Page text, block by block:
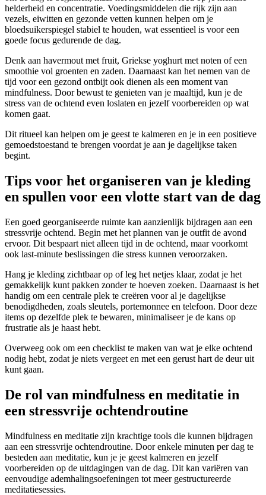
helderheid en concentratie. Voedingsmiddelen die rijk zijn aan
vezels, eiwitten en gezonde vetten kunnen helpen om je
bloedsuikerspiegel stabiel te houden, wat essentieel is voor een
goede focus gedurende de dag.
Denk aan havermout met fruit, Griekse yoghurt met noten of een
smoothie vol groenten en zaden. Daarnaast kan het nemen van de
tijd voor een gezond ontbijt ook dienen als een moment van
mindfulness. Door bewust te genieten van je maaltijd, kun je de
stress van de ochtend even loslaten en jezelf voorbereiden op wat
komen gaat.
Dit ritueel kan helpen om je geest te kalmeren en je in een positieve
gemoedstoestand te brengen voordat je aan je dagelijkse taken
begint.
Tips voor het organiseren van je kleding
en spullen voor een vlotte start van de dag
Een goed georganiseerde ruimte kan aanzienlijk bijdragen aan een
stressvrije ochtend. Begin met het plannen van je outfit de avond
ervoor. Dit bespaart niet alleen tijd in de ochtend, maar voorkomt
ook last-minute beslissingen die stress kunnen veroorzaken.
Hang je kleding zichtbaar op of leg het netjes klaar, zodat je het
gemakkelijk kunt pakken zonder te hoeven zoeken. Daarnaast is het
handig om een centrale plek te creëren voor al je dagelijkse
benodigdheden, zoals sleutels, portemonnee en telefoon. Door deze
items op dezelfde plek te bewaren, minimaliseer je de kans op
frustratie als je haast hebt.
Overweeg ook om een checklist te maken van wat je elke ochtend
nodig hebt, zodat je niets vergeet en met een gerust hart de deur uit
kunt gaan.
De rol van mindfulness en meditatie in
een stressvrije ochtendroutine
Mindfulness en meditatie zijn krachtige tools die kunnen bijdragen
aan een stressvrije ochtendroutine. Door enkele minuten per dag te
besteden aan meditatie, kun je je geest kalmeren en jezelf
voorbereiden op de uitdagingen van de dag. Dit kan variëren van
eenvoudige ademhalingsoefeningen tot meer gestructureerde
meditatiesessies.